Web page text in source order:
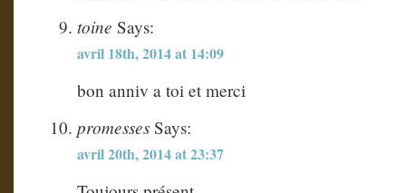
toine Says:
avril 18th, 2014 at 14:09
bon anniv a toi et merci
promesses Says:
avril 20th, 2014 at 23:37